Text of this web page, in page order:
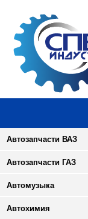
Автозапчасти ВАЗ
Автозапчасти ГАЗ
Автомузыка
Автохимия